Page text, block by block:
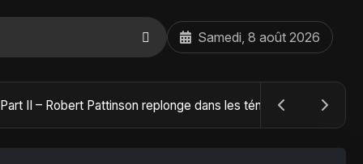
Samedi, 8 août 2026
The Batman : Part II – Robert Pattinson replonge dans les ténèbres de Gotham dès octobre 2027